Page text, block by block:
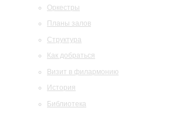
Оркестры
Планы залов
Структура
Как добраться
Визит в филармонию
История
Библиотека